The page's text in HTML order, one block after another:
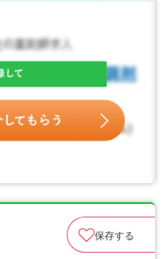
保存する